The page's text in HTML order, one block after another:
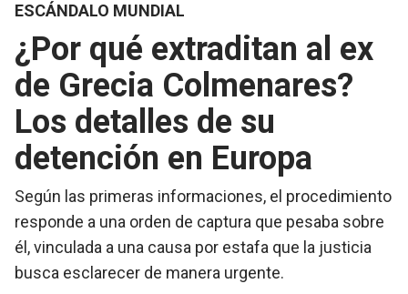
ESCÁNDALO MUNDIAL
¿Por qué extraditan al ex
de Grecia Colmenares?
Los detalles de su
detención en Europa
Según las primeras informaciones, el procedimiento
responde a una orden de captura que pesaba sobre
él, vinculada a una causa por estafa que la justicia
busca esclarecer de manera urgente.